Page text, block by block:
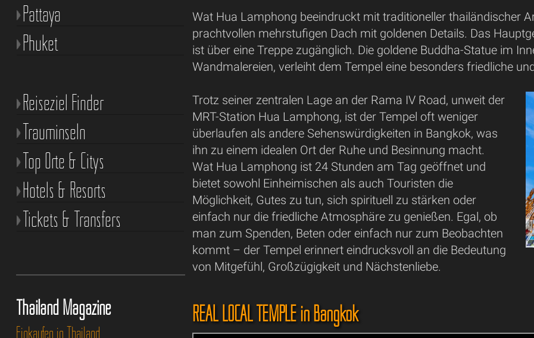
Wat Hua Lamphong beeindruckt mit traditioneller thailändischer
prachtvollen mehrstufigen Dach mit goldenen Details. Das
ist über eine Treppe zugänglich. Die goldene Buddha-Statue im
Wandmalereien, verleiht dem Tempel eine besonders friedliche
Trotz seiner zentralen Lage an der Rama IV Road, unweit der
MRT-Station Hua Lamphong, ist der Tempel oft weniger
überlaufen als andere Sehenswürdigkeiten in Bangkok, was
ihn zu einem idealen Ort der Ruhe und Besinnung macht.
Wat Hua Lamphong ist 24 Stunden am Tag geöffnet und
bietet sowohl Einheimischen als auch Touristen die
Möglichkeit, Gutes zu tun, sich spirituell zu stärken oder
einfach nur die friedliche Atmosphäre zu genießen. Egal, ob
man zum Spenden, Beten oder einfach nur zum Beobachten
kommt – der Tempel erinnert eindrucksvoll an die Bedeutung
von Mitgefühl, Großzügigkeit und Nächstenliebe.
REAL LOCAL TEMPLE in Bangkok
Pattaya
Phuket
Reiseziel Finder
Trauminseln
Top Orte & Citys
Hotels & Resorts
Tickets & Transfers
Thailand Magazine
Einkaufen in Thailand